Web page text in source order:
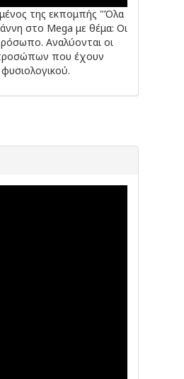
της εκπομπής "Όλα
στο Mega με θέμα: Οι
Αναλύονται οι
προσώπων που έχουν